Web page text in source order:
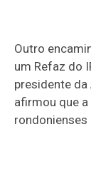
Outro
um Refaz do
presidente da
afirmou que
rondonienses